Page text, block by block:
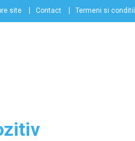
site Contact Termeni si conditii